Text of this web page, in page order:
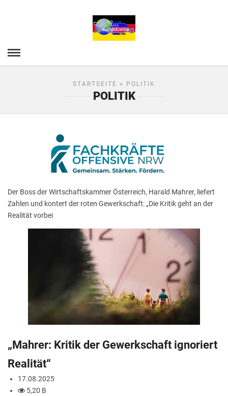
STARTSEITE » POLITIK
POLITIK
Der Boss der Wirtschaftskammer Österreich, Harald Mahrer, liefert
Zahlen und kontert der roten Gewerkschaft: „Die Kritik geht an der
Realität vorbei
„Mahrer: Kritik der Gewerkschaft ignoriert
Realität“
17.08.2025
5,20 B